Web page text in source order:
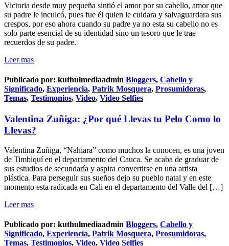
Victoria desde muy pequeña sintió el amor por su cabello, amor que
su padre le inculcó, pues fue él quien le cuidara y salvaguardara sus
crespos, por eso ahora cuando su padre ya no esta su cabello no es
solo parte esencial de su identidad sino un tesoro que le trae
recuerdos de su padre.
Leer mas
Publicado por: kuthulmediaadmin Bloggers, Cabello y
Significado, Experiencia, Patrik Mosquera, Prosumidoras,
Temas, Testimonios, Video, Video Selfies
Valentina Zuñiga: ¿Por qué Llevas tu Pelo Como lo
Llevas?
Valentina Zuñiga, “Nahiara” como muchos la conocen, es una joven
de Timbiquí en el departamento del Cauca. Se acaba de graduar de
sus estudios de secundaría y aspira convertirse en una artista
plástica. Para perseguir sus sueños dejo su pueblo natal y en este
momento esta radicada en Cali en el departamento del Valle del […]
Leer mas
Publicado por: kuthulmediaadmin Bloggers, Cabello y
Significado, Experiencia, Patrik Mosquera, Prosumidoras,
Temas, Testimonios, Video, Video Selfies